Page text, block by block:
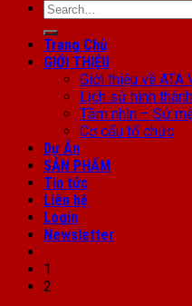
Search
for:
Trang Chủ
GIỚI THIỆU
Giới thiệu về ATA
Lịch sử hình
Tầm nhìn – Sứ
Cơ cấu tổ chức
Dự Án
SẢN PHẨM
Tin tức
Liên hệ
Login
Newsletter
1
2